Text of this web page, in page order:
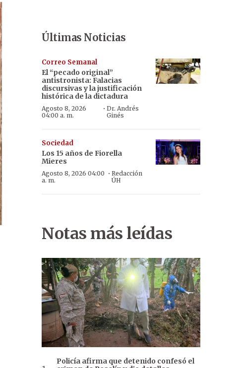
La empresa Total Card, propiedad de Alberto Koube, fue
Últimas Noticias
Correo Semanal
El “pecado original”
antistronista: Falacias
discursivas y la justificación
histórica de la dictadura
Agosto 8, 2026
04:00 a. m.
·Dr. Andrés
Ginés
Sociedad
Los 15 años de Fiorella
Mieres
Agosto 8, 2026 04:00
a. m.
· Redacción
ÚH
Notas más leídas
Policía afirma que detenido confesó el